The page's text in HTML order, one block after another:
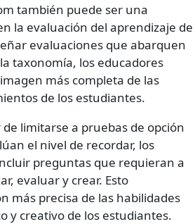
también puede ser una
la evaluación del aprendizaje de
evaluaciones que abarquen
taxonomía, los educadores
más completa de las
de los estudiantes.
limitarse a pruebas de opción
el nivel de recordar, los
preguntas que requieran a
evaluar y crear. Esto
más precisa de las habilidades
y creativo de los estudiantes.